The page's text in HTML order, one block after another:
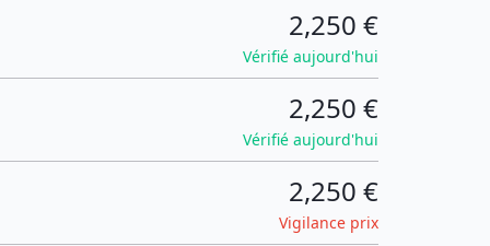
2,250 €
Vérifié aujourd'hui
2,250 €
Vérifié aujourd'hui
2,250 €
Vigilance prix